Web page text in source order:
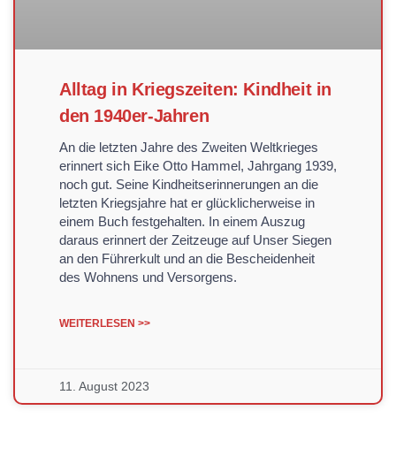
Alltag in Kriegszeiten: Kindheit in
den 1940er-Jahren
An die letzten Jahre des Zweiten Weltkrieges
erinnert sich Eike Otto Hammel, Jahrgang 1939,
noch gut. Seine Kindheitserinnerungen an die
letzten Kriegsjahre hat er glücklicherweise in
einem Buch festgehalten. In einem Auszug
daraus erinnert der Zeitzeuge auf Unser Siegen
an den Führerkult und an die Bescheidenheit
des Wohnens und Versorgens.
WEITERLESEN >>
11. August 2023